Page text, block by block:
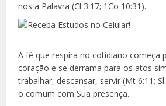
nos a Palavra (Cl 3:17; 1Co 10:31).
A fé que respira no cotidiano começa
coração e se derrama para os atos
trabalhar, descansar, servir (Mt 6:11;
o comum com Sua presença.